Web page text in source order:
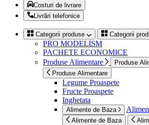
Costuri de livrare
Livrări telefonice
Categorii produse Categorii
PRO MODELISM
PACHETE ECONOMICE
Produse Alimentare
Produse
Produse Alimentare
Legume Proaspete
Fructe Proaspete
Inghetata
Alimente de Baza
Alimente de Baza